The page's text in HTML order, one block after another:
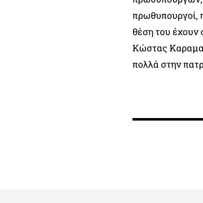
πρωθυπουργοί,
θέση του έχουν
Κώστας
πολλά στην